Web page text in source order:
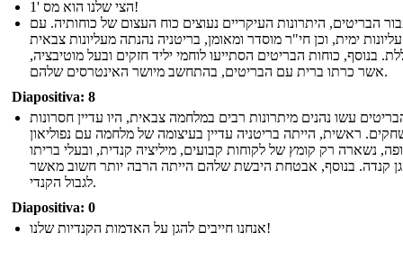
הצי שלנו הוא מס '1!
הבריטים, היתרונות העיקריים נעוצים כוח העצום של כוחותיה. עם
עליונות ימית, וכן חי"ר מוסדר ומאומן, בריטניה נהנתה מעליונות צבאית
בנוסף, כוחות הבריטים הסתייעו לוחמי יליד חזקים ובעל מוטיבציה,
אשר כרתו ברית עם הבריטים, בהתחשב מיושר האינטרסים שלהם.
Diapositiva: 8
עשו נהנים מיתרונות רבים במלחמה צבאית, היו עדיין חסרונות
ראשית, הייתה בריטניה עדיין בעיצומה של מלחמה עם נפוליאון
נשארה רק קומץ של לקוחות קבועים, מיליציה קנדית, ובעלי בריתו
קנדה. בנוסף, אבטחת היבשת שלהם הייתה הרבה יותר חשוב מאשר
לגבול הקנדי.
Diapositiva: 0
אנחנו חייבים להגן על האדמות הקנדיות שלנו!